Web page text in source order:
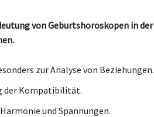
von Geburtshoroskopen in der
zur Analyse von Beziehungen.
der Kompatibilität.
und Spannungen.